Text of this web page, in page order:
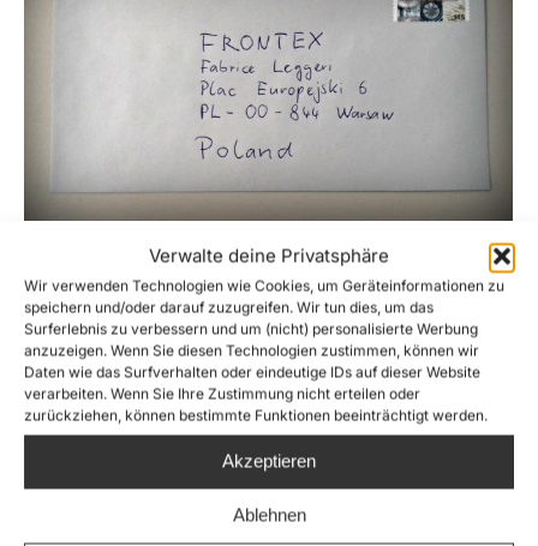
Verwalte deine Privatsphäre
Wir verwenden Technologien wie Cookies, um Geräteinformationen zu
speichern und/oder darauf zuzugreifen. Wir tun dies, um das
Surferlebnis zu verbessern und um (nicht) personalisierte Werbung
anzuzeigen. Wenn Sie diesen Technologien zustimmen, können wir
Daten wie das Surfverhalten oder eindeutige IDs auf dieser Website
verarbeiten. Wenn Sie Ihre Zustimmung nicht erteilen oder
zurückziehen, können bestimmte Funktionen beeinträchtigt werden.
Akzeptieren
Ablehnen
Sehr geehrter Herr Fabrice Leggeri,
News VonJoshua Krüger 26. April 2017
als Vertreter*innen der privaten
Hilfsorganisationen Sea-Watch und Jugend
Rettet, die humanitäre Nothilfe im Mittelmeer
betreiben, wenden wir uns mit diesem offenen
Brief direkt an Sie. Sowohl Sie als auch wir
sind in dem Einsatzgebiet aktiv und müssen
daher eine Form finden, in Notsituationen